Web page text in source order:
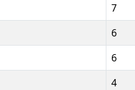
7
6
6
4